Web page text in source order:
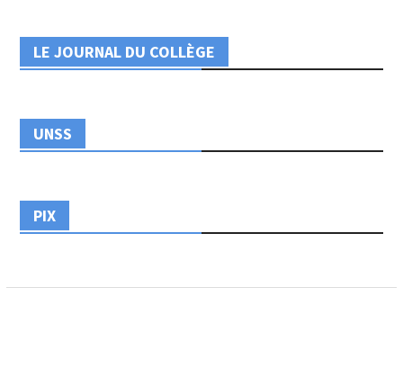
LE JOURNAL DU COLLÈGE
UNSS
PIX